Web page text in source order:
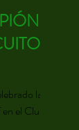
la
el Club